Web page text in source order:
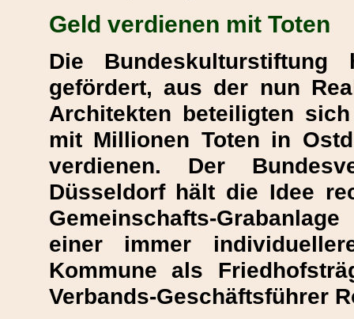
Geld verdienen mit Toten
Die
gefördert, aus der nun
Architekten beteiligten
mit Millionen Toten in
verdienen. Der
Düsseldorf hält die Idee
Gemeinschafts-
einer immer
Kommune als
Verbands-Geschäftsführer